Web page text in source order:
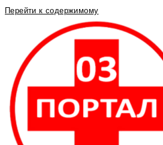
Перейти к содержимому